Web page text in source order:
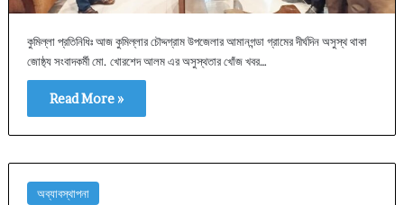
কুমিল্লা প্রতিনিধিঃ আজ কুমিল্লার চৌদ্দগ্রাম উপজেলার আমানগন্ডা গ্রামের দীর্ঘদিন অসুস্থ থাকা
জোষ্ঠ্য সংবাদকর্মী মো. খোরশেদ আলম এর অসুস্থতার খোঁজ খবর…
Read More »
অব্যাবস্থাপনা